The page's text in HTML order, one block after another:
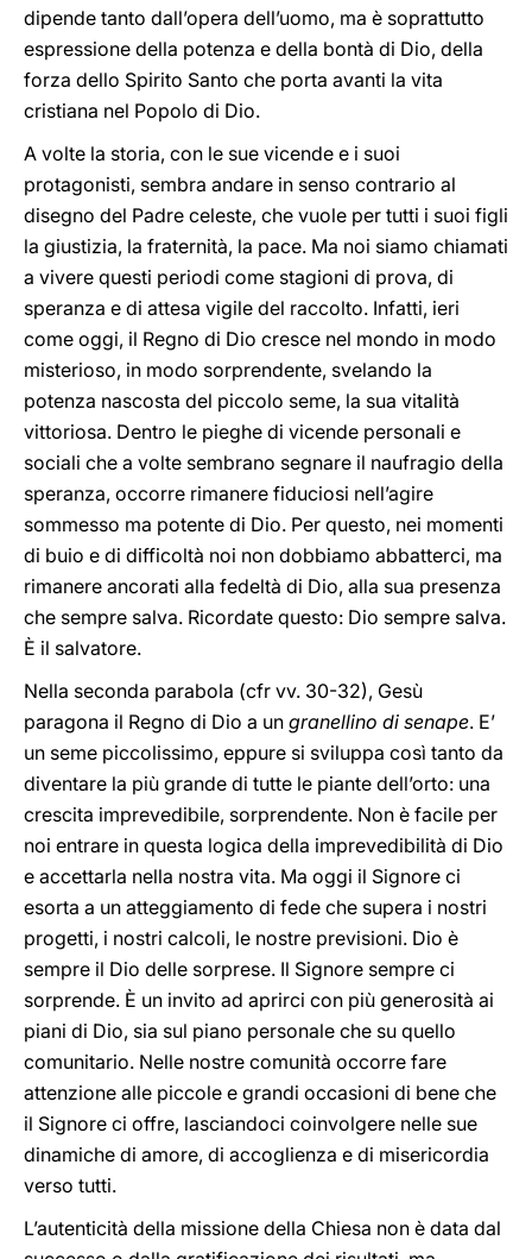
dipende tanto dall’opera dell’uomo, ma è soprattutto
espressione della potenza e della bontà di Dio, della
forza dello Spirito Santo che porta avanti la vita
cristiana nel Popolo di Dio.
A volte la storia, con le sue vicende e i suoi
protagonisti, sembra andare in senso contrario al
disegno del Padre celeste, che vuole per tutti i suoi figli
la giustizia, la fraternità, la pace. Ma noi siamo chiamati
a vivere questi periodi come stagioni di prova, di
speranza e di attesa vigile del raccolto. Infatti, ieri
come oggi, il Regno di Dio cresce nel mondo in modo
misterioso, in modo sorprendente, svelando la
potenza nascosta del piccolo seme, la sua vitalità
vittoriosa. Dentro le pieghe di vicende personali e
sociali che a volte sembrano segnare il naufragio della
speranza, occorre rimanere fiduciosi nell’agire
sommesso ma potente di Dio. Per questo, nei momenti
di buio e di difficoltà noi non dobbiamo abbatterci, ma
rimanere ancorati alla fedeltà di Dio, alla sua presenza
che sempre salva. Ricordate questo: Dio sempre salva.
È il salvatore.
Nella seconda parabola (cfr vv. 30-32), Gesù
paragona il Regno di Dio a un granellino di senape. E’
un seme piccolissimo, eppure si sviluppa così tanto da
diventare la più grande di tutte le piante dell’orto: una
crescita imprevedibile, sorprendente. Non è facile per
noi entrare in questa logica della imprevedibilità di Dio
e accettarla nella nostra vita. Ma oggi il Signore ci
esorta a un atteggiamento di fede che supera i nostri
progetti, i nostri calcoli, le nostre previsioni. Dio è
sempre il Dio delle sorprese. Il Signore sempre ci
sorprende. È un invito ad aprirci con più generosità ai
piani di Dio, sia sul piano personale che su quello
comunitario. Nelle nostre comunità occorre fare
attenzione alle piccole e grandi occasioni di bene che
il Signore ci offre, lasciandoci coinvolgere nelle sue
dinamiche di amore, di accoglienza e di misericordia
verso tutti.
L’autenticità della missione della Chiesa non è data dal